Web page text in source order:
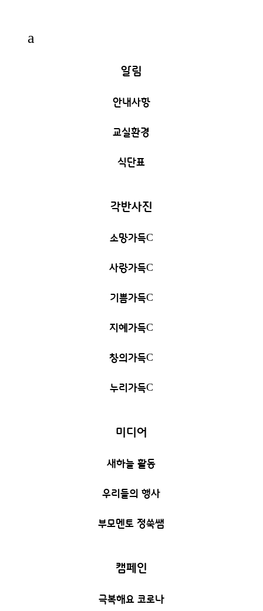
a
알림
안내사항
교실환경
식단표
각반사진
소망가득C
사랑가득C
기쁨가득C
지혜가득C
창의가득C
누리가득C
미디어
새하늘 활동
우리들의 행사
부모멘토 정쑥쌤
캠페인
극복해요 코로나